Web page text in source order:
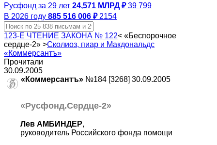
Русфонд за 29 лет 24,571 МЛРД ₽ 39 799
В 2026 году 885 516 006 ₽ 2154
123-Е ЧТЕНИЕ ЗАКОНА № 122< «Беспорочное
сердце-2» >Сколиоз, пиар и Макдональдс
«Коммерсантъ»
Прочитали
30.09.2005
«Коммерсантъ» №184 [3268] 30.09.2005
«Русфонд.Сердце-2»
Лев АМБИНДЕР,
руководитель Российского фонда помощи